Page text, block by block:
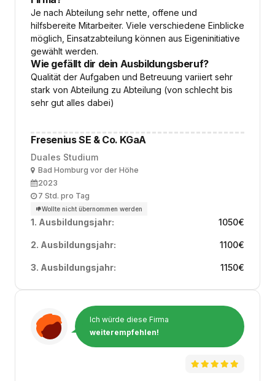
Je nach Abteilung sehr nette, offene und
hilfsbereite Mitarbeiter. Viele verschiedene Einblicke
möglich, Einsatzabteilung können aus Eigeninitiative
gewählt werden.
Wie gefällt dir dein Ausbildungsberuf?
Qualität der Aufgaben und Betreuung variiert sehr
stark von Abteilung zu Abteilung (von schlecht bis
sehr gut alles dabei)
Fresenius SE & Co. KGaA
Duales Studium
OrtBad Homburg vor der Höhe
Ausbildungsbeginn
2023
Arbeitszeit
7 Std. pro Tag
Wollte nicht übernommen werden
1. Ausbildungsjahr: 1050€
2. Ausbildungsjahr: 1100€
3. Ausbildungsjahr: 1150€
Ich würde diese Firma
weiterempfehlen!